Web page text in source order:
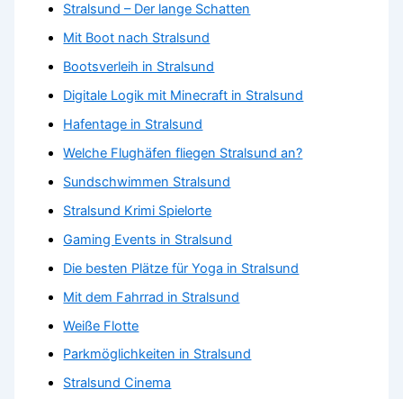
Stralsund – Der lange Schatten
Mit Boot nach Stralsund
Bootsverleih in Stralsund
Digitale Logik mit Minecraft in Stralsund
Hafentage in Stralsund
Welche Flughäfen fliegen Stralsund an?
Sundschwimmen Stralsund
Stralsund Krimi Spielorte
Gaming Events in Stralsund
Die besten Plätze für Yoga in Stralsund
Mit dem Fahrrad in Stralsund
Weiße Flotte
Parkmöglichkeiten in Stralsund
Stralsund Cinema